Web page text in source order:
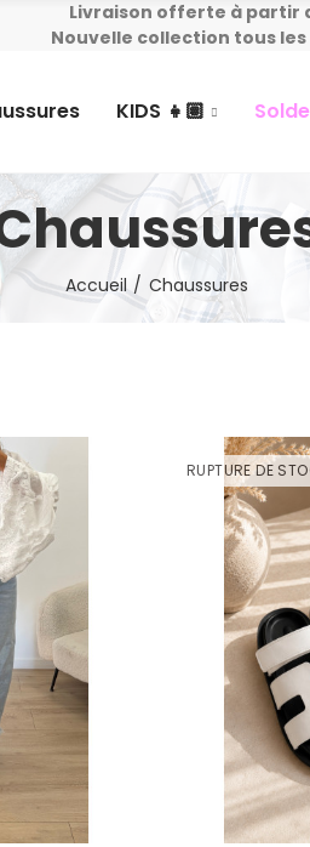
Livraison offerte à partir
Nouvelle collection tous les
KIDS 👧🏽
Accueil Chaussures
RUPTURE DE